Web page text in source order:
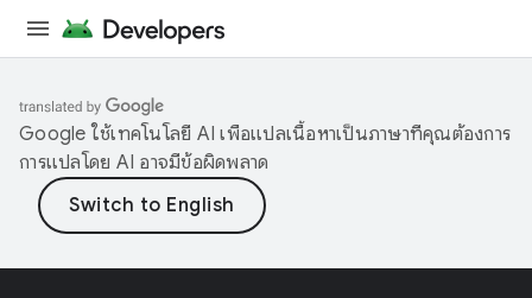
Google ใช้เทคโนโลยี AI เพื่อแปลเนื้อหาเป็นภาษาที่คุณต้องการ
การแปลโดย AI อาจมีข้อผิดพลาด